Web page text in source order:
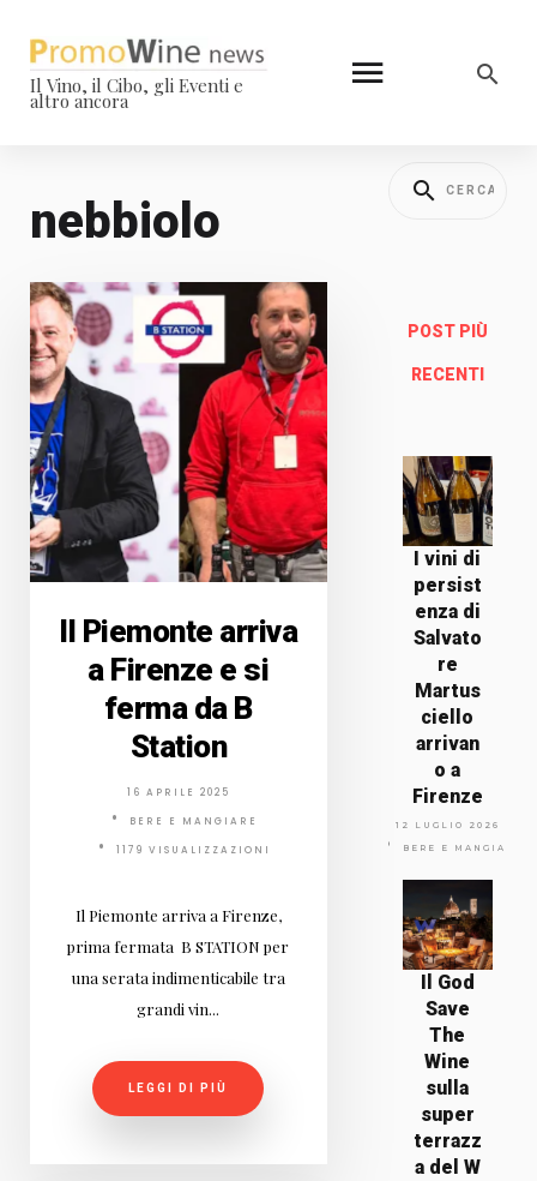
Il Vino, il Cibo, gli Eventi e
altro ancora
nebbiolo
Il Piemonte arriva
a Firenze e si
ferma da B
Station
16 APRILE 2025
BERE E MANGIARE
1179 VISUALIZZAZIONI
Il Piemonte arriva a Firenze,
prima fermata B STATION per
una serata indimenticabile tra
grandi vin...
LEGGI DI PIÙ
POST PIÙ
RECENTI
I vini di
persist
enza di
Salvato
re
Martus
ciello
arrivan
o a
Firenze
12 LUGLIO 2026
BERE E MANGIARE
Il God
Save
The
Wine
sulla
super
terrazz
a del W